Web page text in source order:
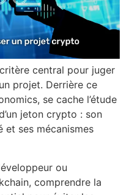
central pour juger
projet. Derrière ce
se cache l’étude
jeton crypto : son
ses mécanismes
ou
comprendre la